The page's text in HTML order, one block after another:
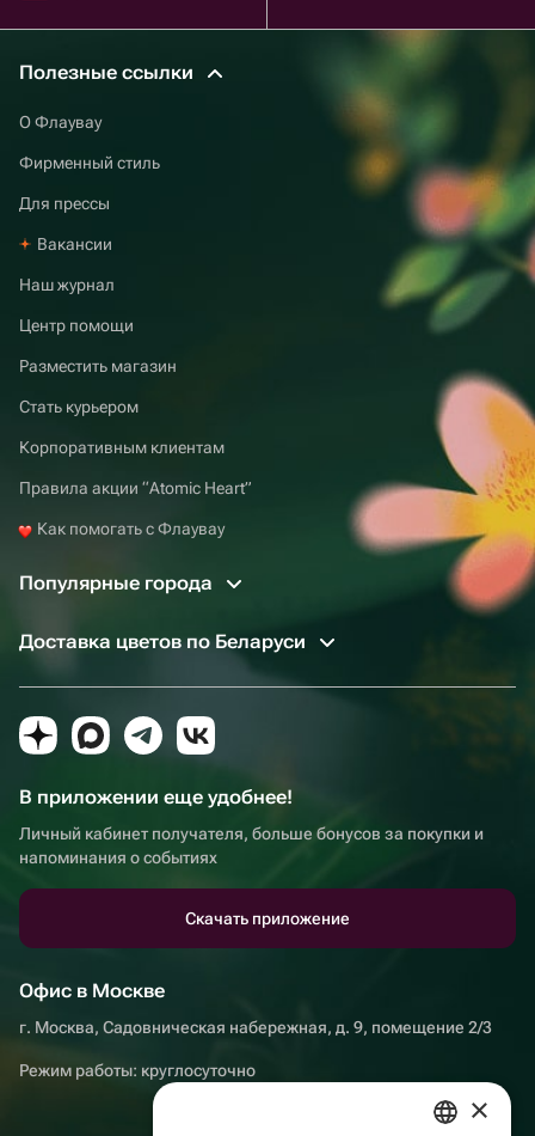
Полезные ссылки
О Флаувау
Фирменный стиль
Для прессы
Вакансии
Наш журнал
Центр помощи
Разместить магазин
Стать курьером
Корпоративным клиентам
Правила акции “Atomic Heart”
Как помогать с Флаувау
Популярные города
Доставка цветов по Беларуси
В приложении еще удобнее!
Личный кабинет получателя, больше бонусов за покупки и
напоминания о событиях
Скачать приложение
Офис в Москве
г. Москва, Садовническая набережная, д. 9, помещение 2/3
Режим работы: круглосуточно
×